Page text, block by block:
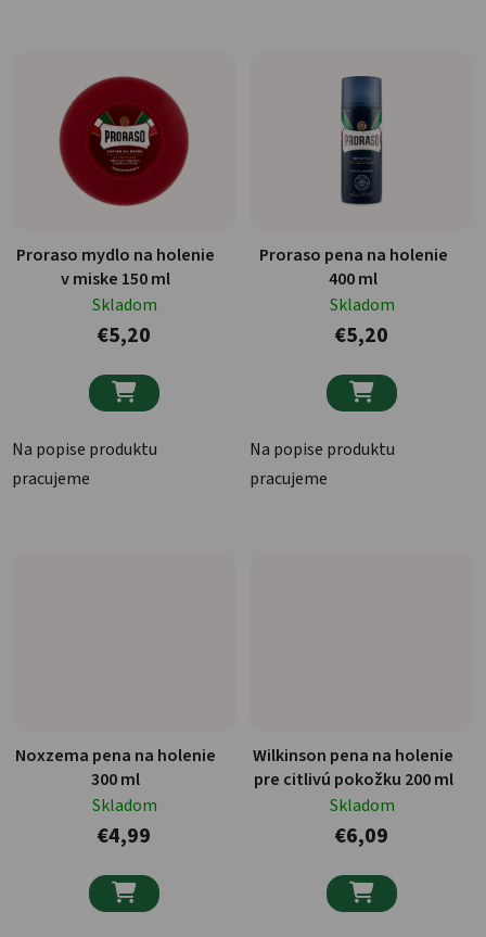
Proraso mydlo na holenie
v miske 150 ml
Skladom
€5,20

Na popise produktu
pracujeme
Proraso pena na holenie
400 ml
Skladom
€5,20

Na popise produktu
pracujeme
Noxzema pena na holenie
300 ml
Skladom
€4,99

Wilkinson pena na holenie
pre citlivú pokožku 200 ml
Skladom
€6,09
